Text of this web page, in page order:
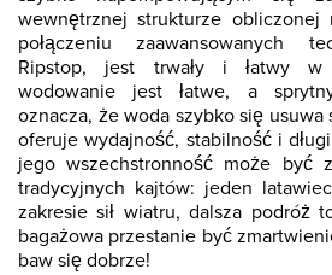
wewnętrznej strukturze
połączeniu zaawansowanych
Ripstop, jest trwały i łatwy w
wodowanie jest łatwe, a
oznacza, że ​​woda szybko się usuwa
oferuje wydajność, stabilność i
jego wszechstronność może być
tradycyjnych kajtów: jeden
zakresie sił wiatru, dalsza podróż
bagażowa przestanie być
baw się dobrze!